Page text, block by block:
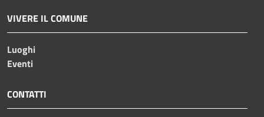
VIVERE IL COMUNE
Luoghi
Eventi
CONTATTI